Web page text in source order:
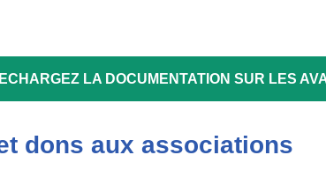
LA DOCUMENTATION SUR LES
dons aux associations